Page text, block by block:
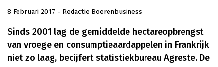
8 Februari 2017 - Redactie Boerenbusiness
Sinds 2001 lag de gemiddelde hectareopbrengst
van vroege en consumptieaardappelen in Frankrijk
niet zo laag, becijfert statistiekbureau Agreste. De